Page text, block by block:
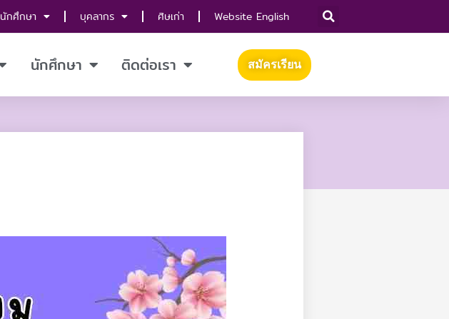
นักศึกษา บุคลากร ศิษเก่า Website English
นักศึกษา ติดต่อเรา สมัครเรียน